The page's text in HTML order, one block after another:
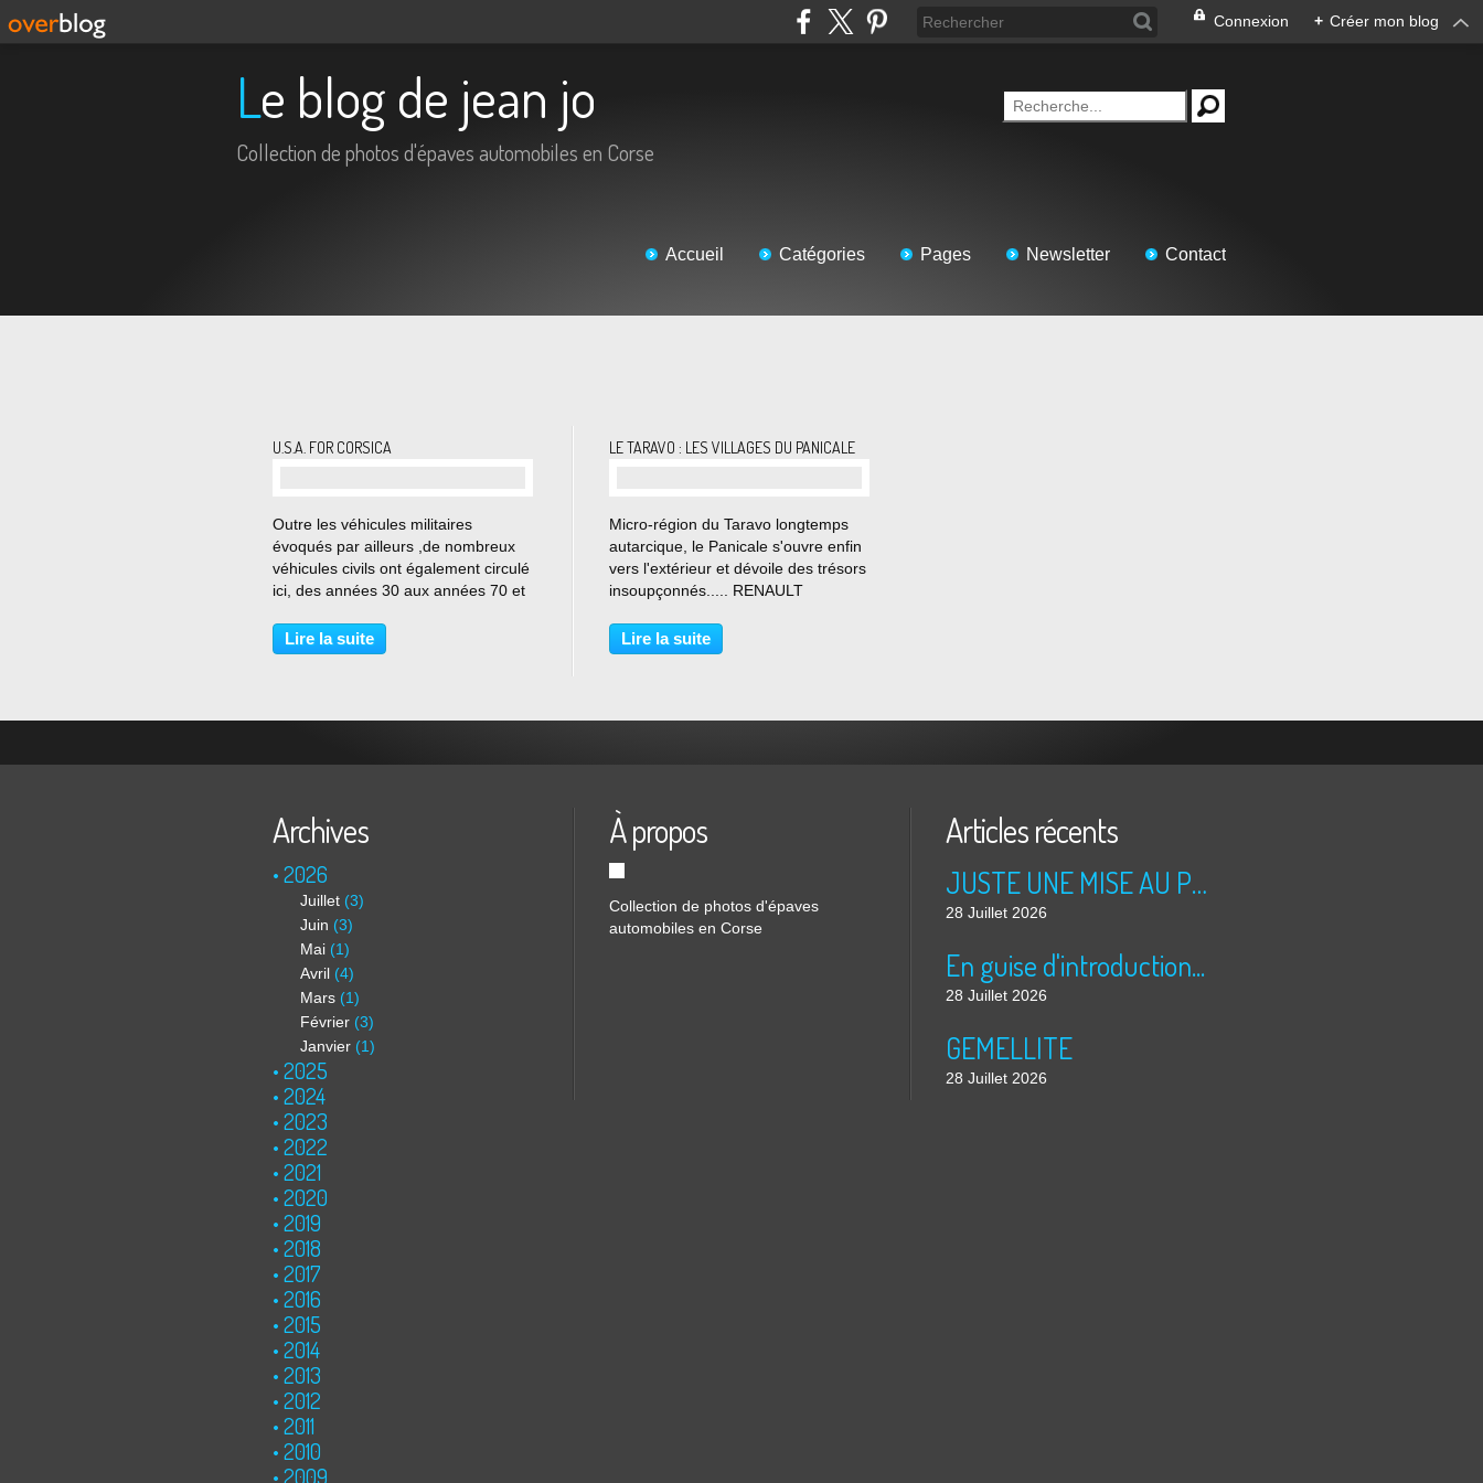
Connexion + Créer mon blog
Le blog de jean jo
Collection de photos d'épaves automobiles en Corse
Accueil Catégories Pages Newsletter Contact
U.S.A. FOR CORSICA
Outre les véhicules militaires
évoqués par ailleurs ,de nombreux
véhicules civils ont également circulé
ici, des années 30 aux années 70 et
la production Américaine reposent
encore dans les ravins....Vous
Lire la suite
LE TARAVO : LES VILLAGES DU PANICALE
Micro-région du Taravo longtemps
autarcique, le Panicale s'ouvre enfin
vers l'extérieur et dévoile des trésors
insoupçonnés..... RENAULT
CITROEN type H PEUGEOT 404
pick-up TOYOTA CORONA RT72
Lire la suite
Archives
2026
Juillet (3)
Juin (3)
Mai (1)
Avril (4)
Mars (1)
Février (3)
Janvier (1)
2025
2024
2023
2022
2021
2020
2019
2018
2017
2016
2015
2014
2013
2012
2011
2010
2009
À propos
Collection de photos d'épaves
automobiles en Corse
Articles récents
JUSTE UNE MISE AU POINT....
28 Juillet 2026
En guise d'introduction...
28 Juillet 2026
GEMELLITE
28 Juillet 2026